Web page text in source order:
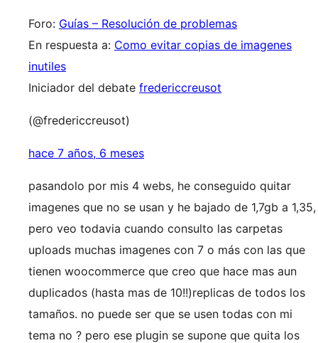
Foro: Guías – Resolución de problemas
En respuesta a: Como evitar copias de imagenes
inutiles
Iniciador del debate fredericcreusot
(@fredericcreusot)
hace 7 años, 6 meses
pasandolo por mis 4 webs, he conseguido quitar
imagenes que no se usan y he bajado de 1,7gb a 1,35,
pero veo todavia cuando consulto las carpetas
uploads muchas imagenes con 7 o más con las que
tienen woocommerce que creo que hace mas aun
duplicados (hasta mas de 10!!)replicas de todos los
tamaños. no puede ser que se usen todas con mi
tema no ? pero ese plugin se supone que quita los